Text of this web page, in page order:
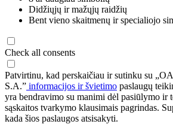
Didžiųjų ir mažųjų raidžių
Bent vieno skaitmenų ir specialiojo
Check all consents
Patvirtinu, kad perskaičiau ir sutinku su
S.A.” informacijos ir švietimo paslaugų
yra bendravimo su manimi dėl pasiūlymo ir
sąskaitos tvarkymo klausimais pagrindas.
kada šios paslaugos atsisakyti.